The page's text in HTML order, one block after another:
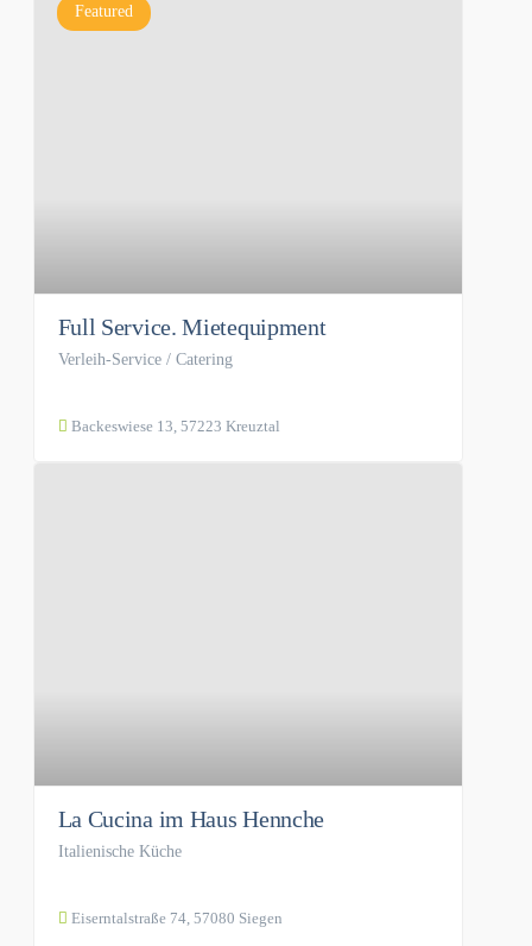
Featured
Full Service. Mietequipment
Verleih-Service / Catering
Backeswiese 13, 57223 Kreuztal
La Cucina im Haus Hennche
Italienische Küche
Eiserntalstraße 74, 57080 Siegen